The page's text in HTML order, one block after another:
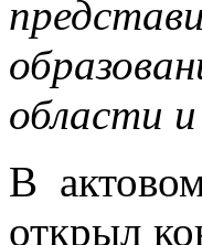
области
В
открыл